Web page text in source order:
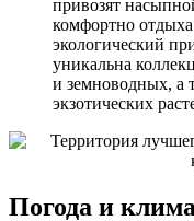
привозят
комфортно отдыха
экологический
уникальна
и земноводных, а
экзотических
Погода и